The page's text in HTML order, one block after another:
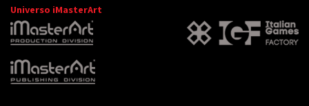
Universo iMasterArt